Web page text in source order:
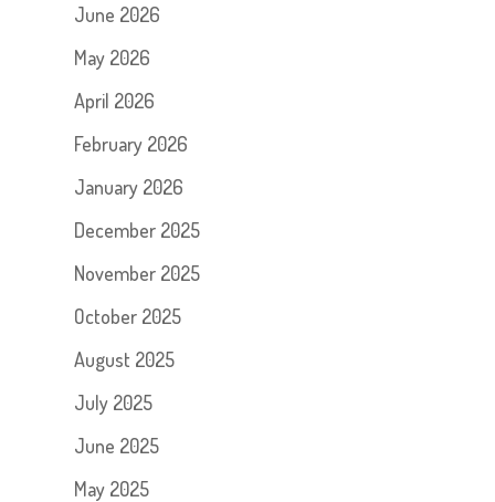
June 2026
May 2026
April 2026
February 2026
January 2026
December 2025
November 2025
October 2025
August 2025
July 2025
June 2025
May 2025